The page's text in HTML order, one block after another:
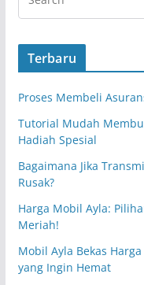
Terbaru
Proses Membeli
Tutorial Mudah
Hadiah Spesial
Bagaimana Jika
Rusak?
Harga Mobil Ayla:
Meriah!
Mobil Ayla Bekas
yang Ingin Hemat